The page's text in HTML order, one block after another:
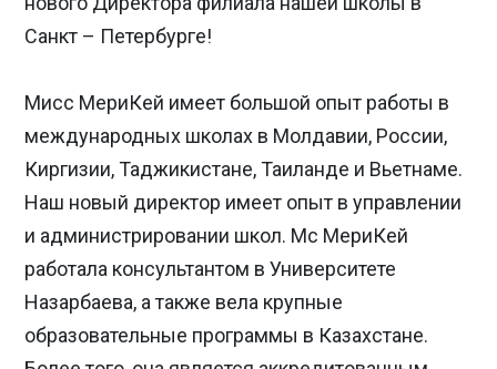
Санкт – Петербурге!
Мисс МериКей имеет большой опыт работы в
международных школах в Молдавии, России,
Киргизии, Таджикистане, Таиланде и Вьетнаме.
Наш новый директор имеет опыт в управлении
и администрировании школ. Мс МериКей
работала консультантом в Университете
Назарбаева, а также вела крупные
образовательные программы в Казахстане.